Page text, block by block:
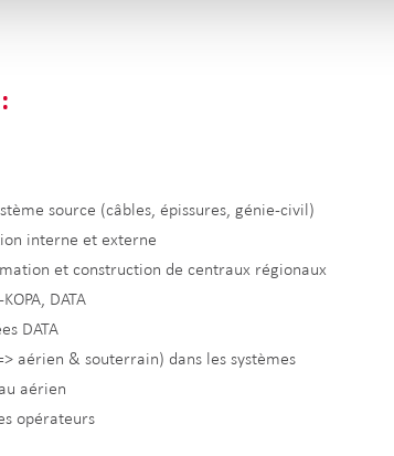
source (câbles, épissures, génie-civil)
interne et externe
et construction de centraux régionaux
DATA
DATA
aérien & souterrain) dans les systèmes
aérien
opérateurs